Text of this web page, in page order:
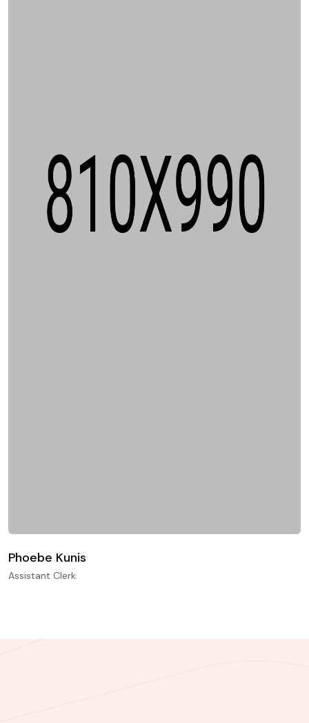
Phoebe Kunis
Assistant Clerk